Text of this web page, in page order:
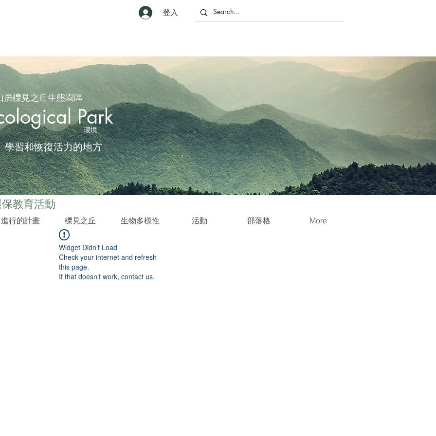
登入
居櫟見之丘生態園區
Park
環境
學習和恢復活力的地方
教育活動
進行的計畫 櫟見之丘 生物多樣性 活動 部落格 More
Widget Didn’t Load
Check your internet and refresh
this page.
If that doesn’t work, contact us.